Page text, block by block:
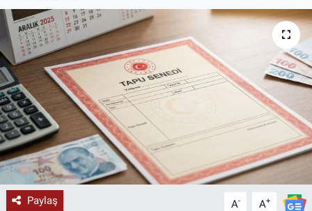
Paylaş A- A+
Politika
SPOR
YAŞAM
RESMİ İLAN